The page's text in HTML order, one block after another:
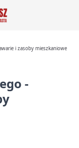
i zasoby mieszkaniowe
-